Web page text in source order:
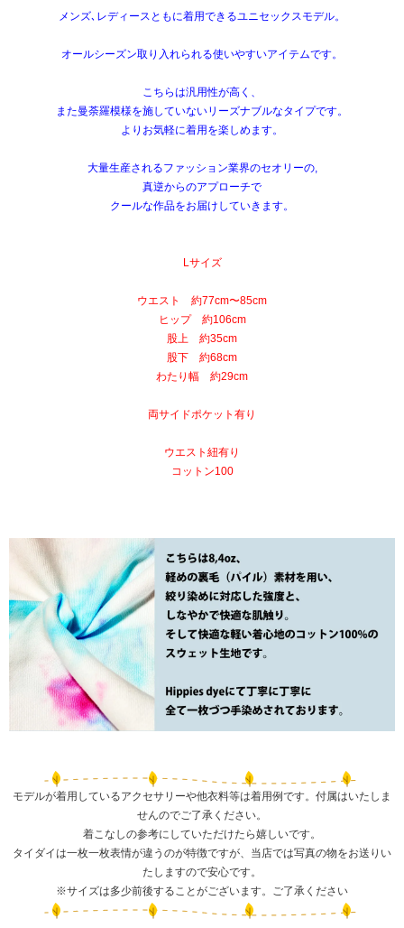
メンズ､レディースともに着用できるユニセックスモデル。
オールシーズン取り入れられる使いやすいアイテムです。
こちらは汎用性が高く、
また曼荼羅模様を施していないリーズナブルなタイプです。
よりお気軽に着用を楽しめます。
大量生産されるファッション業界のセオリーの,
真逆からのアプローチで
クールな作品をお届けしていきます。
Lサイズ
ウエスト 約77cm〜85cm
ヒップ 約106cm
股上 約35cm
股下 約68cm
わたり幅 約29cm
両サイドポケット有り
ウエスト紐有り
コットン100
モデルが着用しているアクセサリーや他衣料等は着用例です。付属はいたしま
せんのでご了承ください。
着こなしの参考にしていただけたら嬉しいです。
タイダイは一枚一枚表情が違うのが特徴ですが、当店では写真の物をお送りい
たしますので安心です。
※サイズは多少前後することがございます。ご了承ください